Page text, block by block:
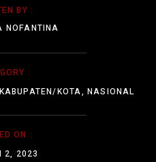
BY :
NOFANTINA
:
KOTA, NASIONAL
ON :
2, 2023